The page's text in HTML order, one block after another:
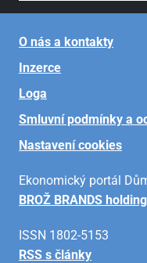
O nás a kontakty
Inzerce
Loga
Smluvní podmínky a
Nastavení cookies
Ekonomický portál
BROŽ BRANDS
ISSN 1802-5153
RSS s články